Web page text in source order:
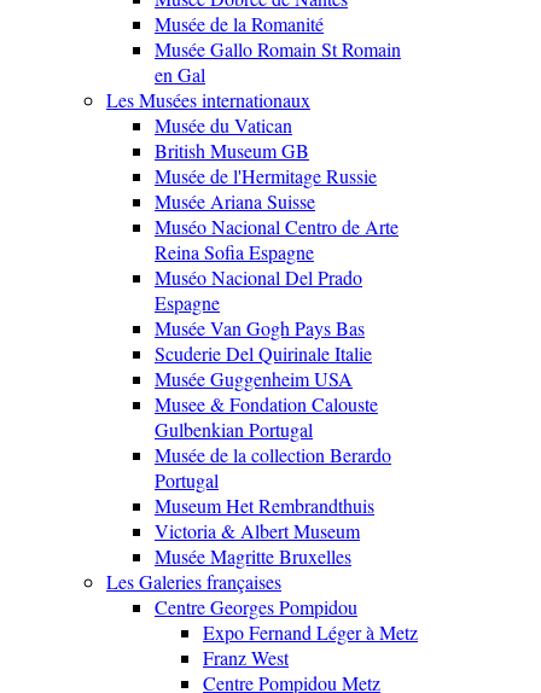
Musée de la Romanité
Musée Gallo Romain St Romain
en Gal
Les Musées internationaux
Musée du Vatican
British Museum GB
Musée de l'Hermitage Russie
Musée Ariana Suisse
Muséo Nacional Centro de Arte
Reina Sofia Espagne
Muséo Nacional Del Prado
Espagne
Musée Van Gogh Pays Bas
Scuderie Del Quirinale Italie
Musée Guggenheim USA
Musee & Fondation Calouste
Gulbenkian Portugal
Musée de la collection Berardo
Portugal
Museum Het Rembrandthuis
Victoria & Albert Museum
Musée Magritte Bruxelles
Les Galeries françaises
Centre Georges Pompidou
Expo Fernand Léger à Metz
Franz West
Centre Pompidou Metz